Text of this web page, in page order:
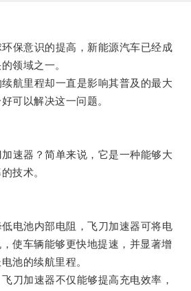
意识的提高，新能源汽车已经成
领域之一。
里程却一直是影响其普及的最大
可以解决这一问题。
器？简单来说，它是一种能够大
技术。
池内部电阻，飞刀加速器可将电
使车辆能够更快地提速，并显著增
池的续航里程。
加速器不仅能够提高充电效率，